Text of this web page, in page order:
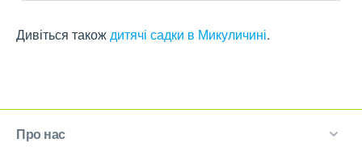
Дивіться такождитячі садки в Микуличині.
Про нас